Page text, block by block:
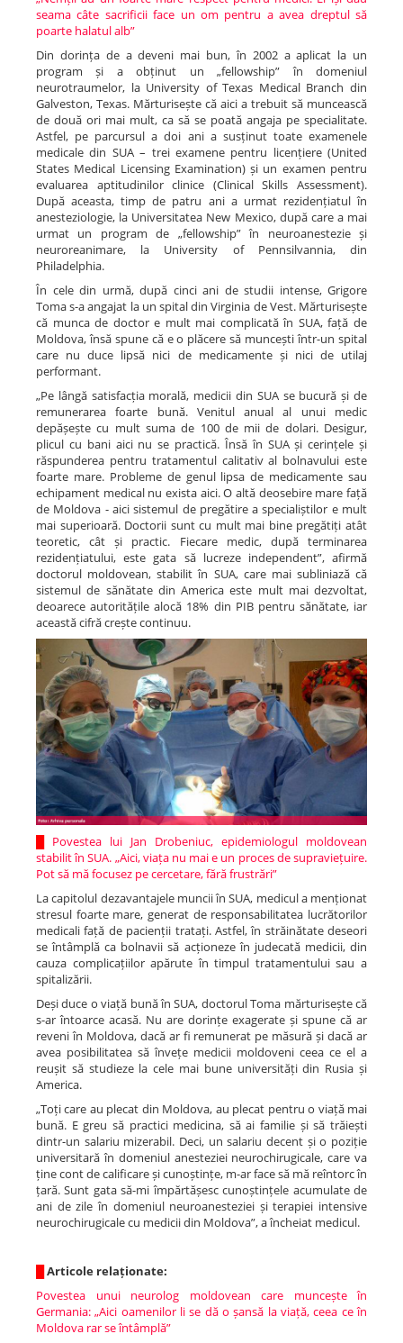
seama câte sacrificii face un om pentru a avea dreptul să
poarte halatul alb”
Din dorința de a deveni mai bun, în 2002 a aplicat la un
program și a obținut un „fellowship” în domeniul
neurotraumelor, la University of Texas Medical Branch din
Galveston, Texas. Mărturisește că aici a trebuit să muncească
de două ori mai mult, ca să se poată angaja pe specialitate.
Astfel, pe parcursul a doi ani a susținut toate examenele
medicale din SUA – trei examene pentru licențiere (United
States Medical Licensing Examination) și un examen pentru
evaluarea aptitudinilor clinice (Clinical Skills Assessment).
După aceasta, timp de patru ani a urmat rezidențiatul în
anesteziologie, la Universitatea New Mexico, după care a mai
urmat un program de „fellowship” în neuroanestezie și
neuroreanimare, la University of Pennsilvannia, din
Philadelphia.
În cele din urmă, după cinci ani de studii intense, Grigore
Toma s-a angajat la un spital din Virginia de Vest. Mărturisește
că munca de doctor e mult mai complicată în SUA, față de
Moldova, însă spune că e o plăcere să muncești într-un spital
care nu duce lipsă nici de medicamente și nici de utilaj
performant.
„Pe lângă satisfacția morală, medicii din SUA se bucură și de
remunerarea foarte bună. Venitul anual al unui medic
depășește cu mult suma de 100 de mii de dolari. Desigur,
plicul cu bani aici nu se practică. Însă în SUA și cerințele și
răspunderea pentru tratamentul calitativ al bolnavului este
foarte mare. Probleme de genul lipsa de medicamente sau
echipament medical nu exista aici. O altă deosebire mare față
de Moldova - aici sistemul de pregătire a specialiștilor e mult
mai superioară. Doctorii sunt cu mult mai bine pregătiți atât
teoretic, cât și practic. Fiecare medic, după terminarea
rezidențiatului, este gata să lucreze independent”, afirmă
doctorul moldovean, stabilit în SUA, care mai subliniază că
sistemul de sănătate din America este mult mai dezvoltat,
deoarece autoritățile alocă 18% din PIB pentru sănătate, iar
această cifră crește continuu.
Povestea lui Jan Drobeniuc, epidemiologul moldovean
stabilit în SUA. „Aici, viața nu mai e un proces de supraviețuire.
Pot să mă focusez pe cercetare, fără frustrări”
La capitolul dezavantajele muncii în SUA, medicul a menționat
stresul foarte mare, generat de responsabilitatea lucrătorilor
medicali față de pacienții tratați. Astfel, în străinătate deseori
se întâmplă ca bolnavii să acționeze în judecată medicii, din
cauza complicațiilor apărute în timpul tratamentului sau a
spitalizării.
Deși duce o viață bună în SUA, doctorul Toma mărturisește că
s-ar întoarce acasă. Nu are dorințe exagerate și spune că ar
reveni în Moldova, dacă ar fi remunerat pe măsură și dacă ar
avea posibilitatea să învețe medicii moldoveni ceea ce el a
reușit să studieze la cele mai bune universități din Rusia și
America.
„Toți care au plecat din Moldova, au plecat pentru o viață mai
bună. E greu să practici medicina, să ai familie și să trăiești
dintr-un salariu mizerabil. Deci, un salariu decent și o poziție
universitară în domeniul anesteziei neurochirugicale, care va
ține cont de calificare și cunoștințe, m-ar face să mă reîntorc în
țară. Sunt gata să-mi împărtășesc cunoștințele acumulate de
ani de zile în domeniul neuroanesteziei și terapiei intensive
neurochirugicale cu medicii din Moldova”, a încheiat medicul.
Articole relaționate:
Povestea unui neurolog moldovean care muncește în
Germania: „Aici oamenilor li se dă o șansă la viață, ceea ce în
Moldova rar se întâmplă”